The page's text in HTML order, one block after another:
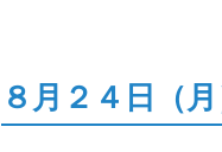
８月２４日（